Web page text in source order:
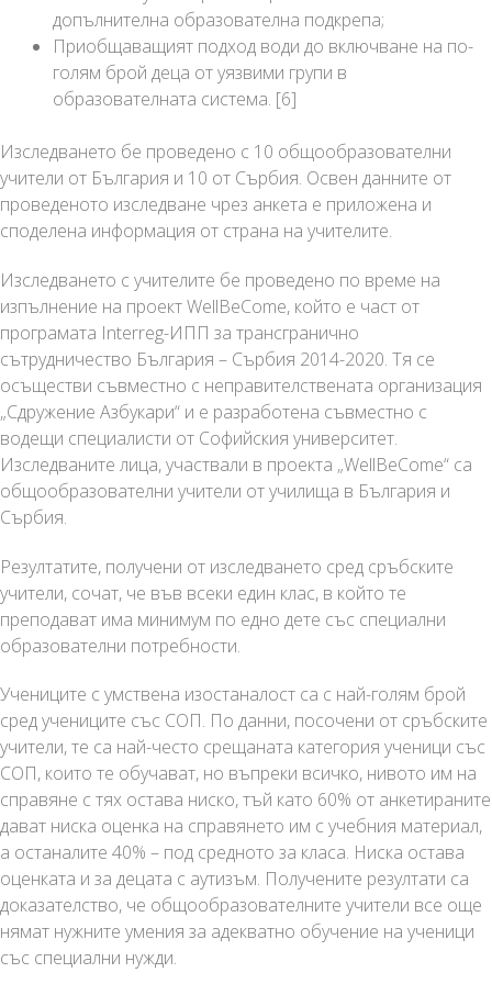
допълнителна образователна подкрепа;
Приобщаващият подход води до включване на по-
голям брой деца от уязвими групи в
образователната система. [6]
Изследването бе проведено с 10 общообразователни
учители от България и 10 от Сърбия. Освен данните от
проведеното изследване чрез анкета е приложена и
споделена информация от страна на учителите.
Изследването с учителите бе проведено по време на
изпълнение на проект WellBeCome, който е част от
програмата Interreg-ИПП за трансгранично
сътрудничество България – Сърбия 2014-2020. Тя се
осъществи съвместно с неправителствената организация
„Сдружение Азбукари“ и е разработена съвместно с
водещи специалисти от Софийския университет.
Изследваните лица, участвали в проекта „WellBeCome“ са
общообразователни учители от училища в България и
Сърбия.
Резултатите, получени от изследването сред сръбските
учители, сочат, че във всеки един клас, в който те
преподават има минимум по едно дете със специални
образователни потребности.
Учениците с умствена изостаналост са с най-голям брой
сред учениците със СОП. По данни, посочени от сръбските
учители, те са най-често срещаната категория ученици със
СОП, които те обучават, но въпреки всичко, нивото им на
справяне с тях остава ниско, тъй като 60% от анкетираните
дават ниска оценка на справянето им с учебния материал,
а останалите 40% – под средното за класа. Ниска остава
оценката и за децата с аутизъм. Получените резултати са
доказателство, че общообразователните учители все още
нямат нужните умения за адекватно обучение на ученици
със специални нужди.